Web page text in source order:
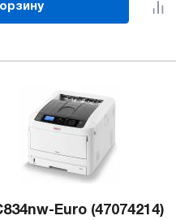
Euro (47074214)